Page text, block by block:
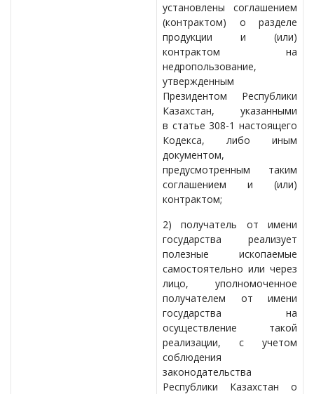
установлены соглашением
(контрактом) о разделе
продукции и (или)
контрактом на
недропользование,
утвержденным
Президентом Республики
Казахстан, указанными
в статье 308-1 настоящего
Кодекса, либо иным
документом,
предусмотренным таким
соглашением и (или)
контрактом;
2) получатель от имени
государства реализует
полезные ископаемые
самостоятельно или через
лицо, уполномоченное
получателем от имени
государства на
осуществление такой
реализации, с учетом
соблюдения
законодательства
Республики Казахстан о